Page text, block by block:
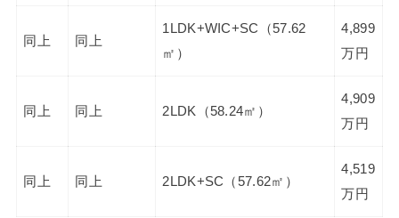
同上 同上
1LDK+WIC+SC（57.62
㎡）
4,899
万円
同上 同上 2LDK（58.24㎡）
4,909
万円
同上 同上 2LDK+SC（57.62㎡）
4,519
万円